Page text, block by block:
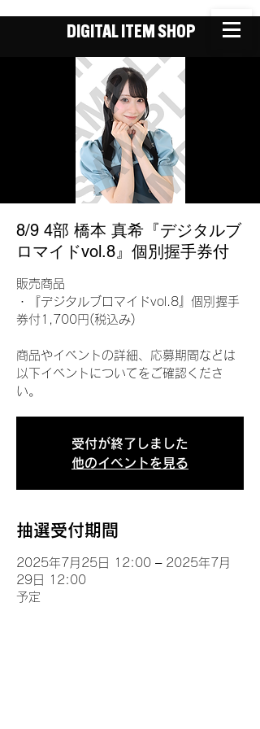
DIGITAL ITEM SHOP
8/9 4部 橋本 真希『デジタルブ
ロマイドvol.8』個別握手券付
販売商品
・『デジタルブロマイドvol.8』個別握手
券付1,700円(税込み)
商品やイベントの詳細、応募期間などは
以下イベントについてをご確認くださ
い。
受付が終了しました
他のイベントを見る
抽選受付期間
2025年7月25日 12:00 – 2025年7月
29日 12:00
予定